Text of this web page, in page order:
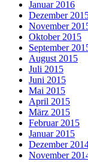
Januar 2016
Dezember
November
Oktober 2015
September
August 2015
Juli 2015
Juni 2015
Mai 2015
April 2015
März 2015
Februar 2015
Januar 2015
Dezember
November